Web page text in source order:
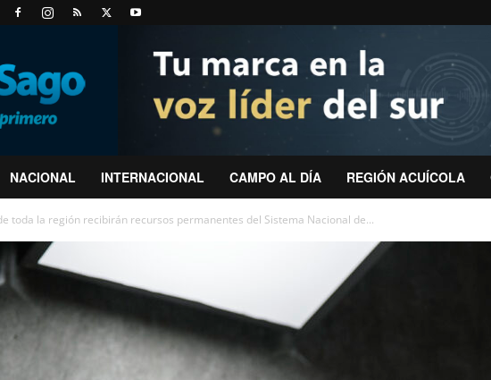
NACIONAL INTERNACIONAL CAMPO AL DÍA REGIÓN ACUÍCOLA
toda la región recibirán recursos permanentes del Sistema Nacional de...